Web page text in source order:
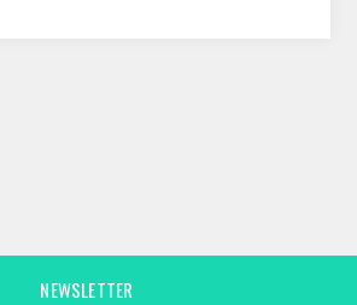
NEWSLETTER